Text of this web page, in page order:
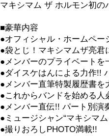
マキシマム ザ ホルモン初
■豪華内容
●オフィシャル・ホームペ
●袋とじ！マキシマムザ亮
●メンバーのプライベート
●ダイスケはんによる力作!!
●メンバー直筆特製履歴書を
●これからバンドを始める
●メンバー直伝!! パート別演
●ミュージシャン“マキシマ
●撮りおろしPHOTO満載!!